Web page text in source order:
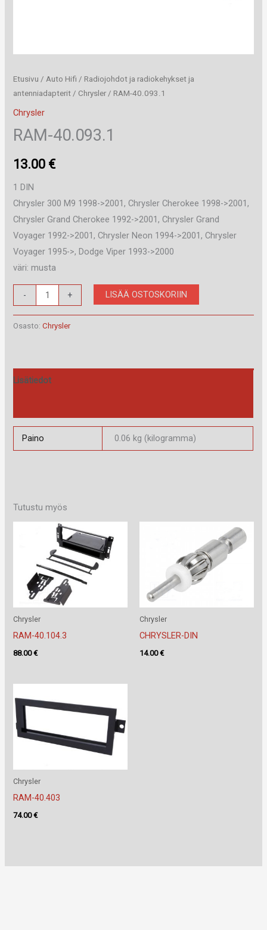
Etusivu / Auto Hifi / Radiojohdot ja radiokehykset ja
antenniadapterit / Chrysler/ RAM-40.093.1
Chrysler
RAM-40.093.1
13.00 €
1 DIN
Chrysler 300 M9 1998->2001, Chrysler Cherokee 1998->2001,
Chrysler Grand Cherokee 1992->2001, Chrysler Grand
Voyager 1992->2001, Chrysler Neon 1994->2001, Chrysler
Voyager 1995->, Dodge Viper 1993->2000
väri: musta
-
40.093.1
määrä
+ LISÄÄ OSTOSKORIIN
Osasto:Chrysler
Lisätiedot
Paino 0.06 kg (kilogramma)
Tutustu myös
Chrysler
RAM-40.104.3
88.00€
Chrysler
CHRYSLER-DIN
14.00€
Chrysler
RAM-40.403
74.00€